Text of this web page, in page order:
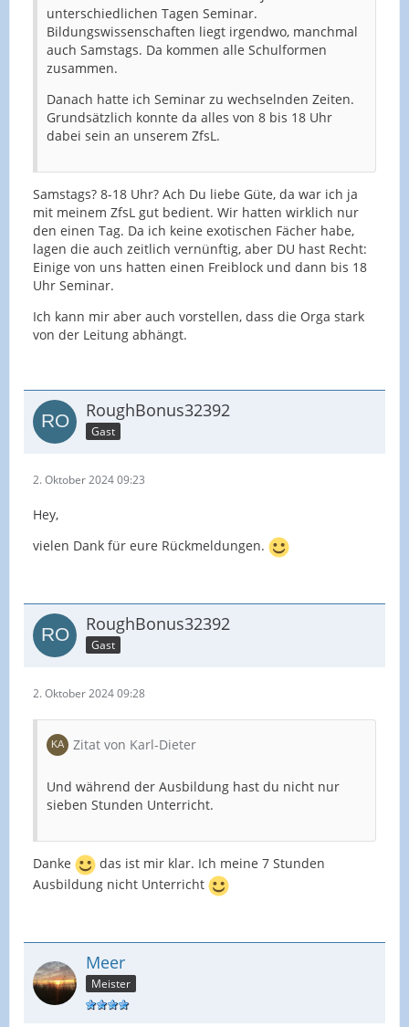
unterschiedlichen Tagen Seminar.
Bildungswissenschaften liegt irgendwo, manchmal
auch Samstags. Da kommen alle Schulformen
zusammen.
Danach hatte ich Seminar zu wechselnden Zeiten.
Grundsätzlich konnte da alles von 8 bis 18 Uhr
dabei sein an unserem ZfsL.
Samstags? 8-18 Uhr? Ach Du liebe Güte, da war ich ja
mit meinem ZfsL gut bedient. Wir hatten wirklich nur
den einen Tag. Da ich keine exotischen Fächer habe,
lagen die auch zeitlich vernünftig, aber DU hast Recht:
Einige von uns hatten einen Freiblock und dann bis 18
Uhr Seminar.
Ich kann mir aber auch vorstellen, dass die Orga stark
von der Leitung abhängt.
RoughBonus32392
Gast
2. Oktober 2024 09:23
Hey,
vielen Dank für eure Rückmeldungen.
RoughBonus32392
Gast
2. Oktober 2024 09:28
Zitat von Karl-Dieter
Und während der Ausbildung hast du nicht nur
sieben Stunden Unterricht.
Danke
das ist mir klar. Ich meine 7 Stunden
Ausbildung nicht Unterricht
Meer
Meister